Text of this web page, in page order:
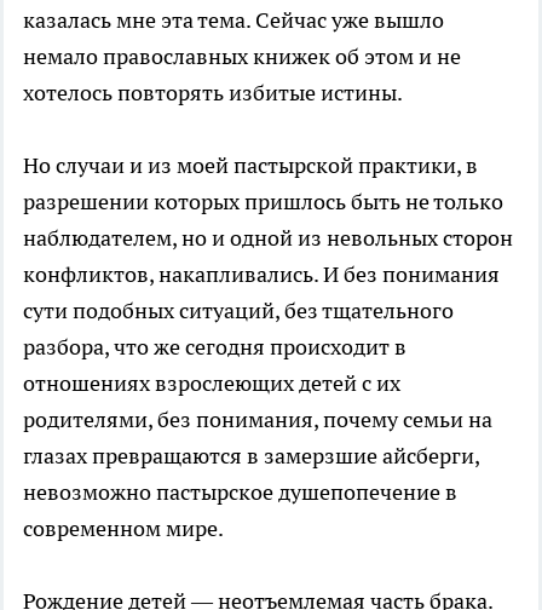
казалась мне эта тема. Сейчас уже вышло
немало православных книжек об этом и не
хотелось повторять избитые истины.
Но случаи и из моей пастырской практики, в
разрешении которых пришлось быть не только
наблюдателем, но и одной из невольных сторон
конфликтов, накапливались. И без понимания
сути подобных ситуаций, без тщательного
разбора, что же сегодня происходит в
отношениях взрослеющих детей с их
родителями, без понимания, почему семьи на
глазах превращаются в замерзшие айсберги,
невозможно пастырское душепопечение в
современном мире.
Рождение детей — неотъемлемая часть брака.